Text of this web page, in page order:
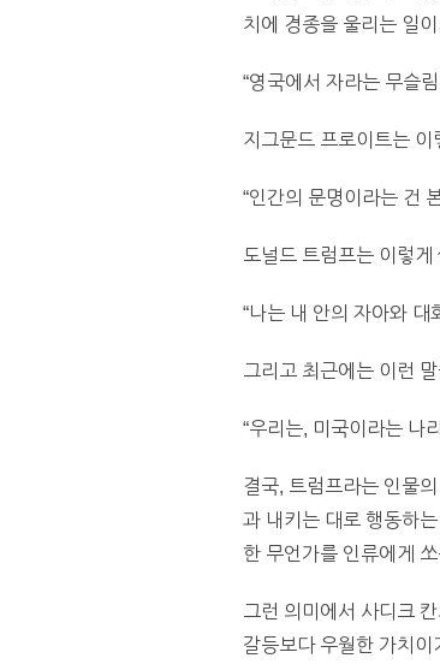
치에 경종을 울리는 일
“영국에서 자라는 무슬
지그문드 프로이트는 이
“인간의 문명이라는 건
도널드 트럼프는 이렇게
“나는 내 안의 자아와
그리고 최근에는 이런
“우리는, 미국이라는 나
결국, 트럼프라는 인물
과 내키는 대로 행동하
한 무언가를 인류에게
그런 의미에서 사디크
갈등보다 우월한 가치